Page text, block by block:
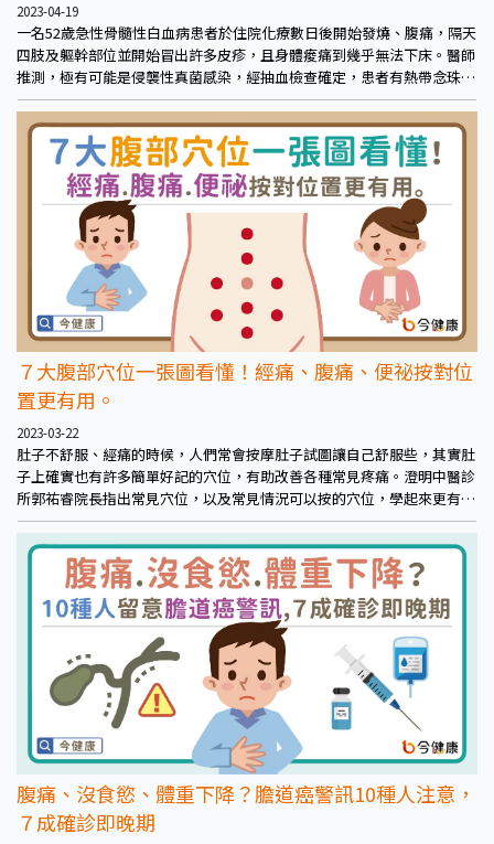
2023-04-19
一名52歲急性骨髓性白血病患者於住院化療數日後開始發燒、腹痛，隔天
四肢及軀幹部位並開始冒出許多皮疹，且身體痠痛到幾乎無法下床。醫師
推測，極有可能是侵襲性真菌感染，經抽血檢查確定，患者有熱帶念珠菌
（Candida tropicalis）感染；而且電腦斷層檢查顯示，患者肺部也有許
多病灶。
７大腹部穴位一張圖看懂！經痛、腹痛、便祕按對位
置更有用。
2023-03-22
肚子不舒服、經痛的時候，人們常會按摩肚子試圖讓自己舒服些，其實肚
子上確實也有許多簡單好記的穴位，有助改善各種常見疼痛。澄明中醫診
所郭祐睿院長指出常見穴位，以及常見情況可以按的穴位，學起來更有助
養生！
腹痛、沒食慾、體重下降？膽道癌警訊10種人注意，
７成確診即晚期